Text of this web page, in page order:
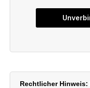
Rechtlicher Hinweis: